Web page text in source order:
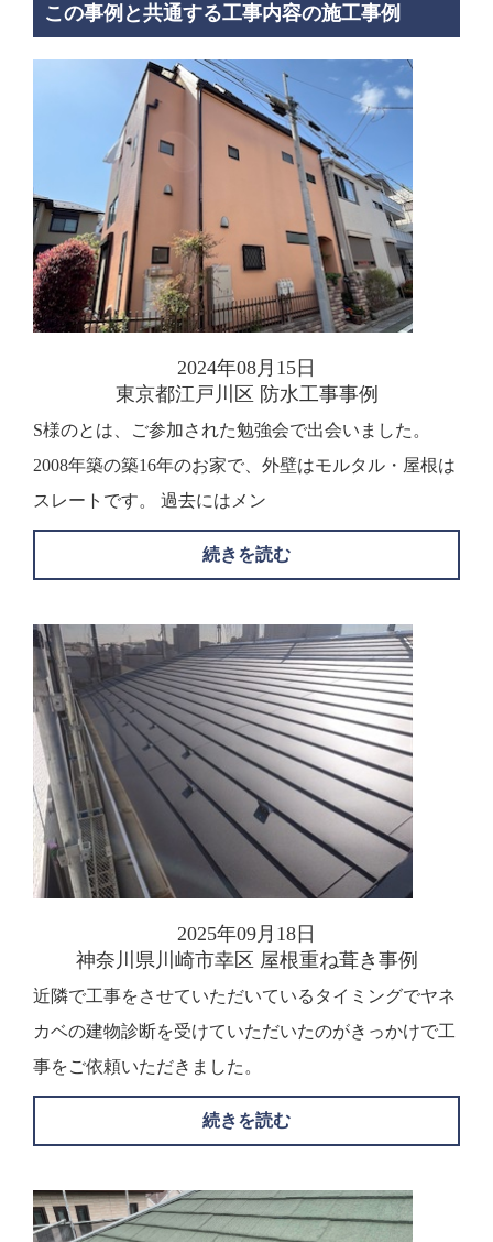
この事例と共通する工事内容の施工事例
2024年08月15日
東京都江戸川区 防水工事事例
S様のとは、ご参加された勉強会で出会いました。
2008年築の築16年のお家で、外壁はモルタル・屋根は
スレートです。 過去にはメン
続きを読む
2025年09月18日
神奈川県川崎市幸区 屋根重ね葺き事例
近隣で工事をさせていただいているタイミングでヤネ
カベの建物診断を受けていただいたのがきっかけで工
事をご依頼いただきました。
続きを読む